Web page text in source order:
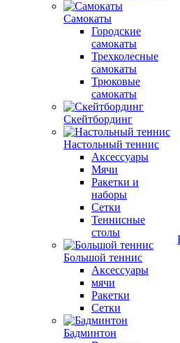
Самокаты
Городские
самокаты
Трехколесные
самокаты
Трюковые
самокаты
Скейтбординг
Настольный теннис
Аксессуары
Мячи
Ракетки и
наборы
Сетки
Теннисные
столы
Большой теннис
Аксессуары
мячи
Ракетки
Сетки
Бадминтон